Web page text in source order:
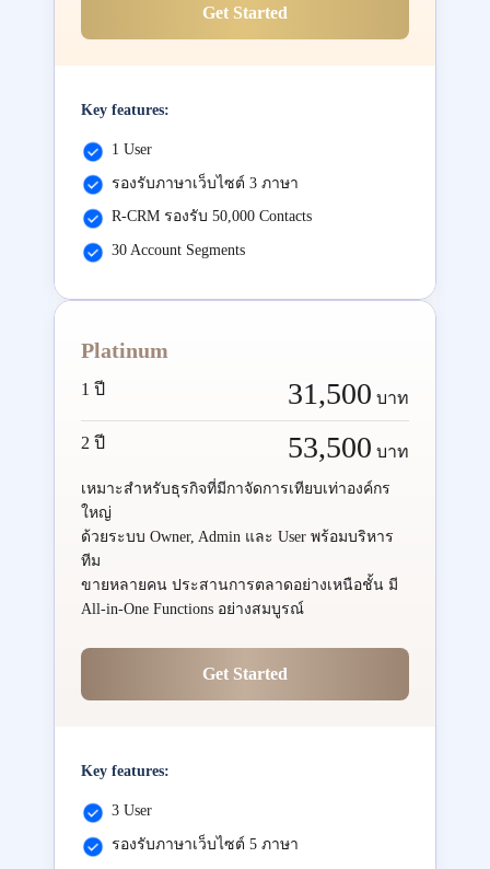
Get Started
Key features:
1 User
รองรับภาษาเว็บไซต์ 3 ภาษา
R-CRM รองรับ 50,000 Contacts
30 Account Segments
Platinum
1 ปี 31,500 บาท
2 ปี 53,500 บาท
เหมาะสำหรับธุรกิจที่มีกาจัดการเทียบเท่าองค์กร
ใหญ่
ด้วยระบบ Owner, Admin และ User พร้อมบริหาร
ทีม
ขายหลายคน ประสานการตลาดอย่างเหนือชั้น มี
All-in-One Functions อย่างสมบูรณ์
Get Started
Key features:
3 User
รองรับภาษาเว็บไซต์ 5 ภาษา